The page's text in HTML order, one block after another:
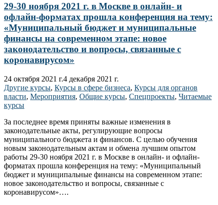
29-30 ноября 2021 г. в Москве в онлайн- и
офлайн-форматах прошла конференция на тему:
«Муниципальный бюджет и муниципальные
финансы на современном этапе: новое
законодательство и вопросы, связанные с
коронавирусом»
24 октября 2021 г.4 декабря 2021 г.
Другие курсы, Курсы в сфере бизнеса, Курсы для органов
власти, Мероприятия, Общие курсы, Спецпроекты, Читаемые
курсы
За последнее время приняты важные изменения в
законодательные акты, регулирующие вопросы
муниципального бюджета и финансов. С целью обучения
новым законодательным актам и обмена лучшим опытом
работы 29-30 ноября 2021 г. в Москве в онлайн- и офлайн-
форматах прошла конференция на тему: «Муниципальный
бюджет и муниципальные финансы на современном этапе:
новое законодательство и вопросы, связанные с
коронавирусом»….